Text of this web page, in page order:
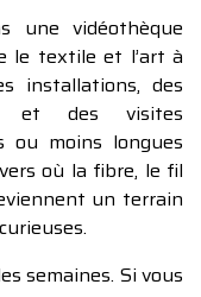
une vidéothèque
le textile et l’art à
installations, des
et des visites
ou moins longues
où la fibre, le fil
un terrain
semaines. Si vous